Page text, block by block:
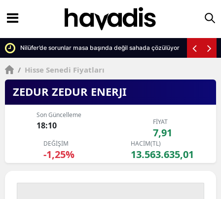
Nilüfer’de sorunlar masa başında değil sahada çözülüyor
/ Hisse Senedi Fiyatları
ZEDUR ZEDUR ENERJI
Son Güncelleme
18:10 FİYAT
7,91
DEĞİŞİM
-1,25%
HACİM(TL)
13.563.635,01